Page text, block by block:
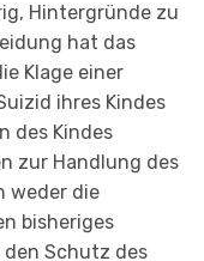
Hintergründe zu
hat das
Klage einer
ihres Kindes
des Kindes
zur Handlung des
weder die
bisheriges
Schutz des